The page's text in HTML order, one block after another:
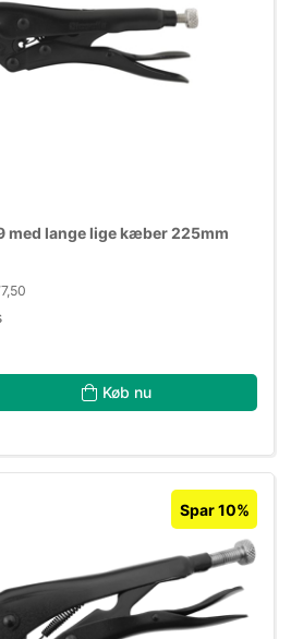
med lange lige kæber 225mm
Køb nu
Spar 10%